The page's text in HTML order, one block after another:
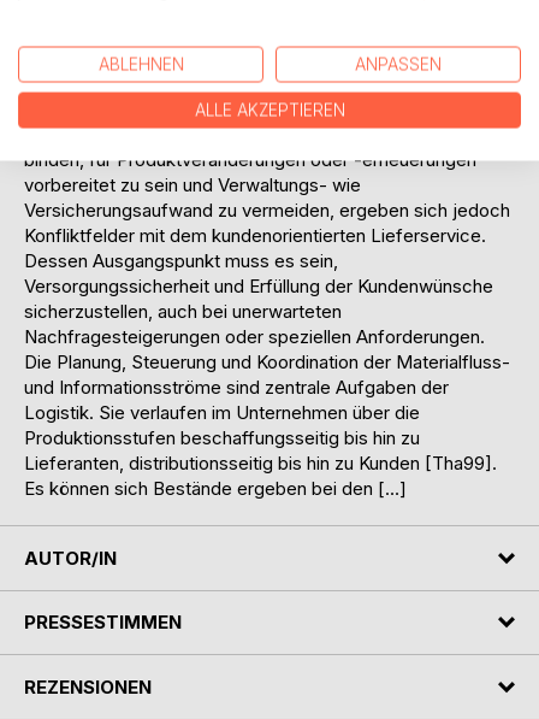
einem Informationssystem.
Ausgehend von dem Ziel des Bestandsmanagements, die
Bestände so niedrig wie möglich zu halten, um wenig
Kapital in Waren, Produkten, Teilen und Immobilien zu
binden, für Produktveränderungen oder -erneuerungen
vorbereitet zu sein und Verwaltungs- wie
Versicherungsaufwand zu vermeiden, ergeben sich jedoch
Konfliktfelder mit dem kundenorientierten Lieferservice.
Dessen Ausgangspunkt muss es sein,
Versorgungssicherheit und Erfüllung der Kundenwünsche
sicherzustellen, auch bei unerwarteten
Nachfragesteigerungen oder speziellen Anforderungen.
Die Planung, Steuerung und Koordination der Materialfluss-
und Informationsströme sind zentrale Aufgaben der
Logistik. Sie verlaufen im Unternehmen über die
Produktionsstufen beschaffungsseitig bis hin zu
Lieferanten, distributionsseitig bis hin zu Kunden [Tha99].
Es können sich Bestände ergeben bei den […]
AUTOR/IN
PRESSESTIMMEN
REZENSIONEN
ABLEHNEN ANPASSEN
ALLE AKZEPTIEREN